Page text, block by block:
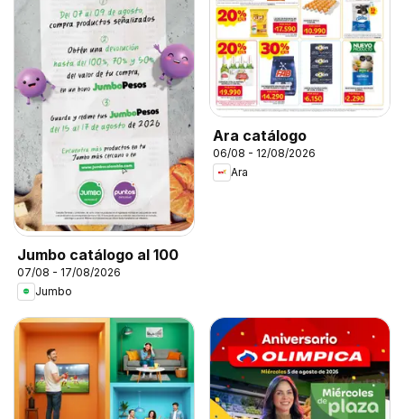
Jumbo catálogo al 100
07/08 - 17/08/2026
Jumbo
Ara catálogo
06/08 - 12/08/2026
Ara